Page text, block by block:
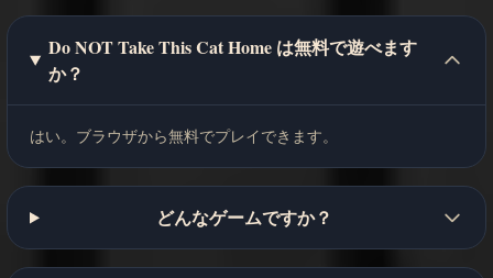
Do NOT Take This Cat Home は無料で遊べます
か？
はい。ブラウザから無料でプレイできます。
どんなゲームですか？